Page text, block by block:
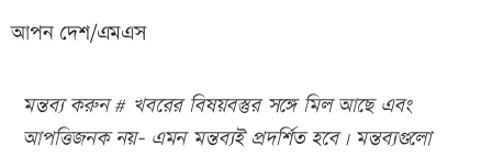
আপন দেশ/এমএস
মন্তব্য করুন # খবরের বিষয়বস্তুর সঙ্গে মিল আছে এবং
আপত্তিজনক নয়- এমন মন্তব্যই প্রদর্শিত হবে। মন্তব্যগুলো